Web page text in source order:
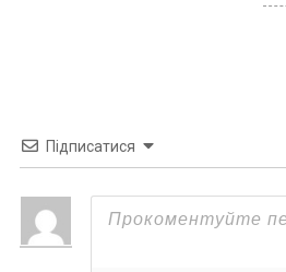
Підписатися